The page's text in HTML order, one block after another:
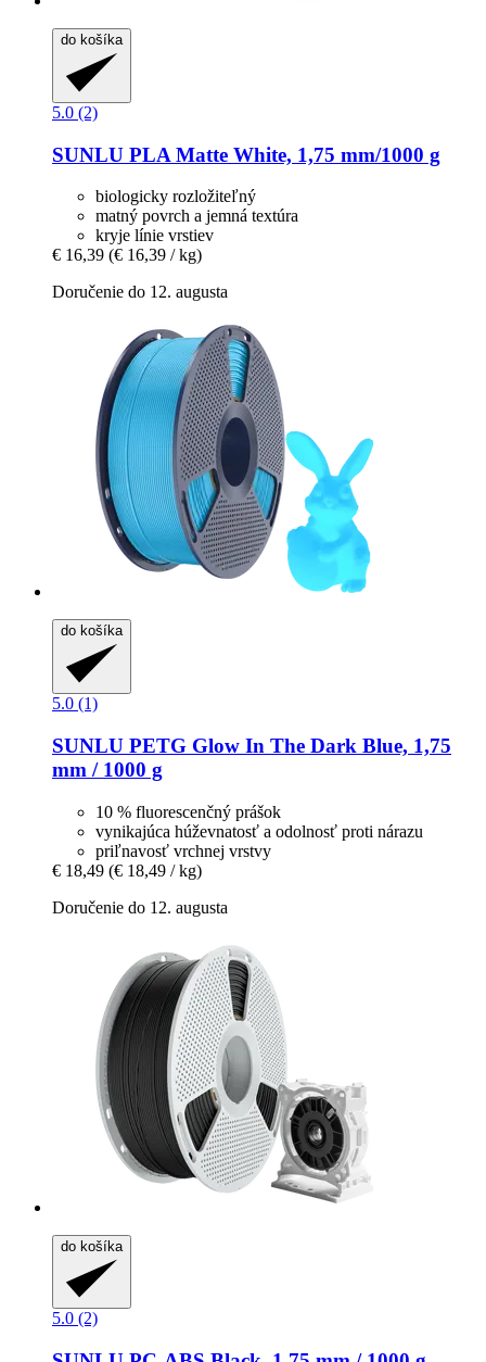
do košíka
5.0 (2)
SUNLU PLA Matte White, 1,75 mm/1000 g
biologicky rozložiteľný
matný povrch a jemná textúra
kryje línie vrstiev
€ 16,39 (€ 16,39 / kg)
Doručenie do 12. augusta
do košíka
5.0 (1)
SUNLU PETG Glow In The Dark Blue, 1,75
mm / 1000 g
10 % fluorescenčný prášok
vynikajúca húževnatosť a odolnosť proti nárazu
priľnavosť vrchnej vrstvy
€ 18,49 (€ 18,49 / kg)
Doručenie do 12. augusta
do košíka
5.0 (2)